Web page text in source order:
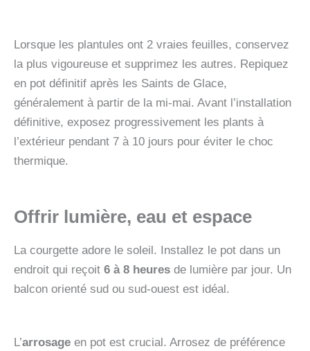
Lorsque les plantules ont 2 vraies feuilles, conservez
la plus vigoureuse et supprimez les autres. Repiquez
en pot définitif après les Saints de Glace,
généralement à partir de la mi-mai. Avant l’installation
définitive, exposez progressivement les plants à
l’extérieur pendant 7 à 10 jours pour éviter le choc
thermique.
Offrir lumière, eau et espace
La courgette adore le soleil. Installez le pot dans un
endroit qui reçoit 6 à 8 heures de lumière par jour. Un
balcon orienté sud ou sud-ouest est idéal.
L’arrosage en pot est crucial. Arrosez de préférence